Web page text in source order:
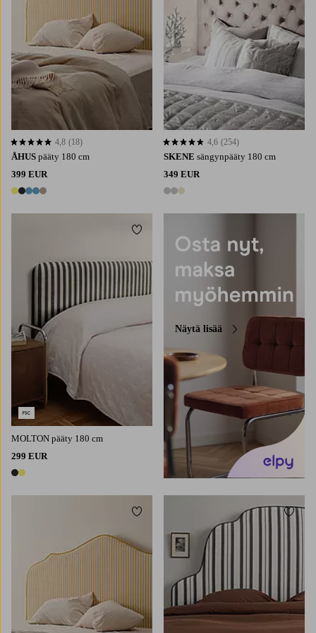
ÅHUS pääty 180 cm
399 EUR
5 värejä
4,8 perustuen 18 arvosanaan
4,8 (18)
SKENE sängynpääty 180 cm
349 EUR
3 värejä
4,6 perustuen 254 arvosanaan
4,6 (254)
MOLTON pääty 180 cm
299 EUR
2 värejä
Lisää suosikkeihin
Näytä lisää
Lisää suosikkeihin Lisää
160X200 180X200